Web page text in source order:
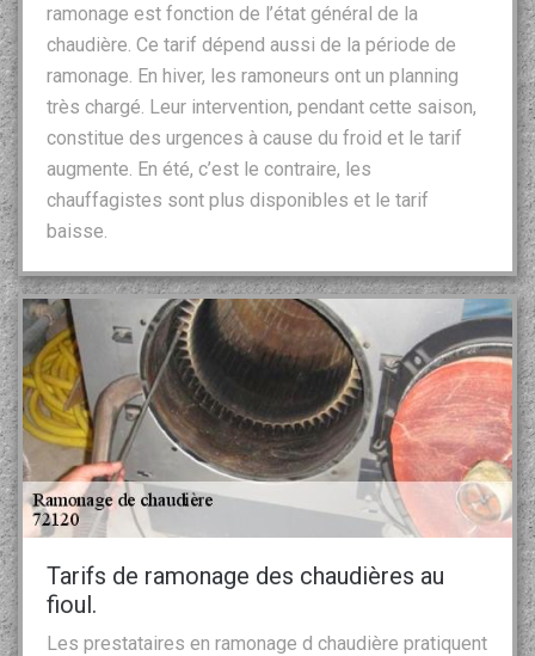
ramonage est fonction de l’état général de la
chaudière. Ce tarif dépend aussi de la période de
ramonage. En hiver, les ramoneurs ont un planning
très chargé. Leur intervention, pendant cette saison,
constitue des urgences à cause du froid et le tarif
augmente. En été, c’est le contraire, les
chauffagistes sont plus disponibles et le tarif
baisse.
Tarifs de ramonage des chaudières au
fioul.
Les prestataires en ramonage d chaudière pratiquent